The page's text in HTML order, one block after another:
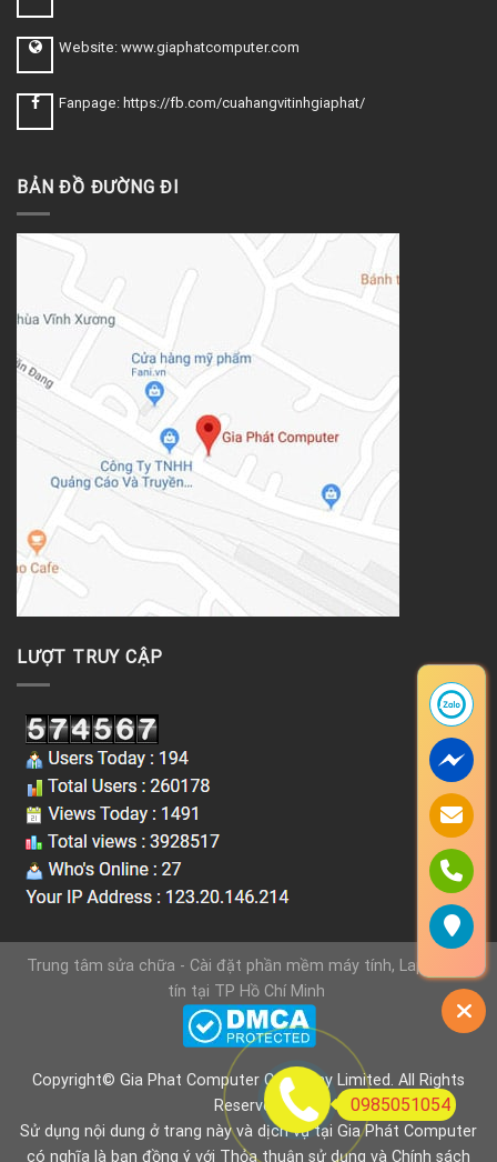
Website: www.giaphatcomputer.com
Fanpage: https://fb.com/cuahangvitinhgiaphat/
BẢN ĐỒ ĐƯỜNG ĐI
LƯỢT TRUY CẬP
Trung tâm sửa chữa - Cài đặt phần mềm máy tính, Laptop uy
tín tại TP Hồ Chí Minh
Copyright© Gia Phat Computer Company Limited. All Rights
Reserved.
Sử dụng nội dung ở trang này và dịch vụ tại Gia Phát Computer
có nghĩa là bạn đồng ý với Thỏa thuận sử dụng và Chính sách
0985051054